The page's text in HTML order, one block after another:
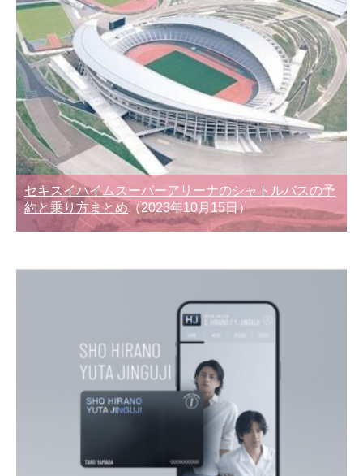
セキスイハイムスーパーアリーナのシャトルバスの予
約と乗り方まとめ （2023年10月15日）